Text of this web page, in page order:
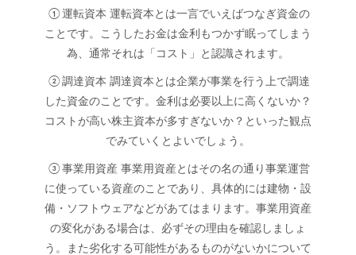
①運転資本 運転資本とは一言でいえばつなぎ資金の
ことです。こうしたお金は金利もつかず眠ってしまう
為、通常それは「コスト」と認識されます。
②調達資本 調達資本とは企業が事業を行う上で調達
した資金のことです。金利は必要以上に高くないか？
コストが高い株主資本が多すぎないか？といった観点
でみていくとよいでしょう。
③事業用資産 事業用資産とはその名の通り事業運営
に使っている資産のことであり、具体的には建物・設
備・ソフトウェアなどがあてはまります。事業用資産
の変化がある場合は、必ずその理由を確認しましょ
う。また劣化する可能性があるものがないかについて